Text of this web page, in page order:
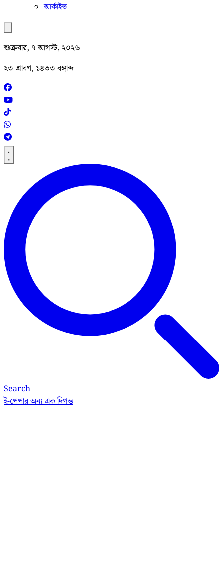
আর্কাইভ
শুক্রবার, ৭ আগস্ট, ২০২৬
২৩ শ্রাবণ, ১৪৩৩ বঙ্গাব্দ
Search
ই-পেপারঅন্য এক দিগন্ত